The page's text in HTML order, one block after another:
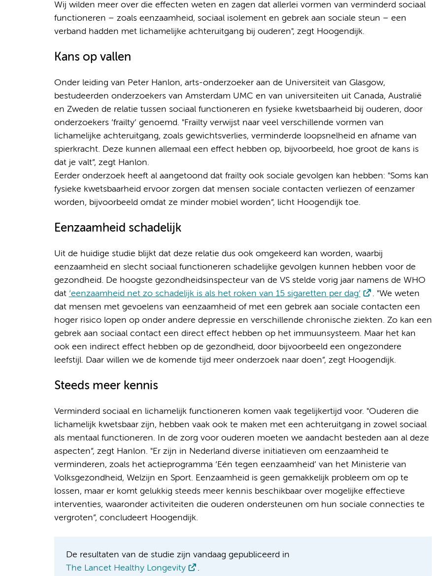
Wij wilden meer over die effecten weten en zagen dat allerlei vormen van verminderd sociaal
functioneren – zoals eenzaamheid, sociaal isolement en gebrek aan sociale steun – een
verband hadden met lichamelijke achteruitgang bij ouderen", zegt Hoogendijk.
Kans op vallen
Onder leiding van Peter Hanlon, arts-onderzoeker aan de Universiteit van Glasgow,
bestudeerden onderzoekers van Amsterdam UMC en van universiteiten uit Canada, Australië
en Zweden de relatie tussen sociaal functioneren en fysieke kwetsbaarheid bij ouderen, door
onderzoekers ‘frailty’ genoemd. "Frailty verwijst naar veel verschillende vormen van
lichamelijke achteruitgang, zoals gewichtsverlies, verminderde loopsnelheid en afname van
spierkracht. Deze kunnen allemaal een effect hebben op, bijvoorbeeld, hoe groot de kans is
dat je valt”, zegt Hanlon.
Eerder onderzoek heeft al aangetoond dat frailty ook sociale gevolgen kan hebben: "Soms kan
fysieke kwetsbaarheid ervoor zorgen dat mensen sociale contacten verliezen of eenzamer
worden, bijvoorbeeld omdat ze minder mobiel worden”, licht Hoogendijk toe.
Eenzaamheid schadelijk
Uit de huidige studie blijkt dat deze relatie dus ook omgekeerd kan worden, waarbij
eenzaamheid en slecht sociaal functioneren schadelijke gevolgen kunnen hebben voor de
gezondheid. De hoogste gezondheidsinspecteur van de VS stelde vorig jaar namens de WHO
dat ‘eenzaamheid net zo schadelijk is als het roken van 15 sigaretten per dag’
. "We weten
dat mensen met gevoelens van eenzaamheid of met een gebrek aan sociale contacten een
hoger risico lopen op onder andere depressie en verschillende chronische ziekten. Zo kan een
gebrek aan sociaal contact een direct effect hebben op het immuunsysteem. Maar het kan
ook een indirect effect hebben op de gezondheid, door bijvoorbeeld een ongezondere
leefstijl. Daar willen we de komende tijd meer onderzoek naar doen”, zegt Hoogendijk.
Steeds meer kennis
Verminderd sociaal en lichamelijk functioneren komen vaak tegelijkertijd voor. "Ouderen die
lichamelijk kwetsbaar zijn, hebben vaak ook te maken met een achteruitgang in zowel sociaal
als mentaal functioneren. In de zorg voor ouderen moeten we aandacht besteden aan al deze
aspecten”, zegt Hanlon. "Er zijn in Nederland diverse initiatieven om eenzaamheid te
verminderen, zoals het actieprogramma ‘Eén tegen eenzaamheid’ van het Ministerie van
Volksgezondheid, Welzijn en Sport. Eenzaamheid is geen gemakkelijk probleem om op te
lossen, maar er komt gelukkig steeds meer kennis beschikbaar over mogelijke effectieve
interventies, waaronder activiteiten die ouderen ondersteunen om hun sociale connecties te
vergroten”, concludeert Hoogendijk.
De resultaten van de studie zijn vandaag gepubliceerd in
The Lancet Healthy Longevity
.